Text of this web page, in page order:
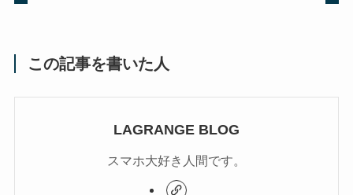
この記事を書いた人
LAGRANGE BLOG
スマホ大好き人間です。